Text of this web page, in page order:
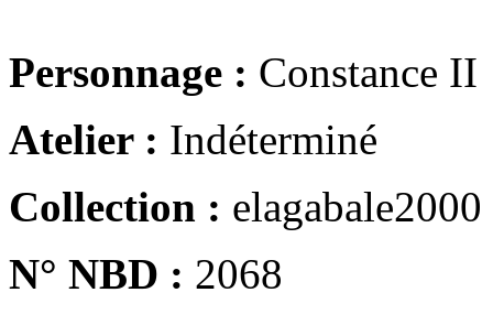
Personnage : Constance II
Atelier : Indéterminé
Collection : elagabale2000
N° NBD : 2068